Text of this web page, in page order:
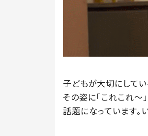
子どもが大切にしてい
その姿に「これこれ〜
話題になっています。